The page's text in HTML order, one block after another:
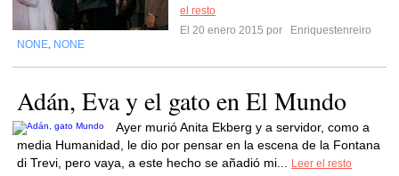
el resto
El 20 enero 2015 por
Enriquestenreiro
NONE NONE
Adán, Eva y el gato en El Mundo
Ayer murió Anita Ekberg y a servidor, como a
media Humanidad, le dio por pensar en la escena de la Fontana
di Trevi, pero vaya, a este hecho se añadió mi...
Leer el resto